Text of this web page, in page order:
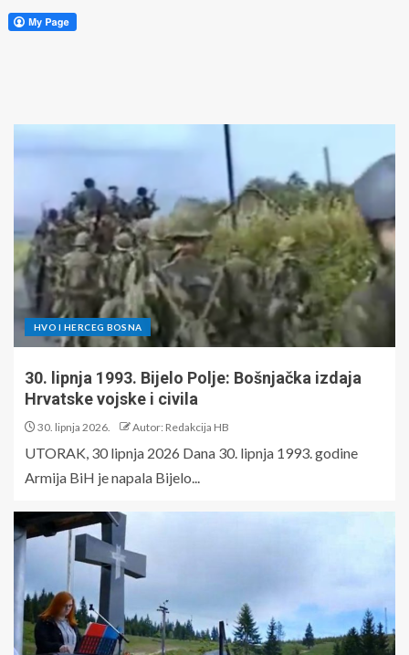
HVO I HERCEG BOSNA
30. lipnja 1993. Bijelo Polje: Bošnjačka izdaja
Hrvatske vojske i civila
30. lipnja 2026. Autor: Redakcija HB
UTORAK, 30 lipnja 2026 Dana 30. lipnja 1993. godine
Armija BiH je napala Bijelo...